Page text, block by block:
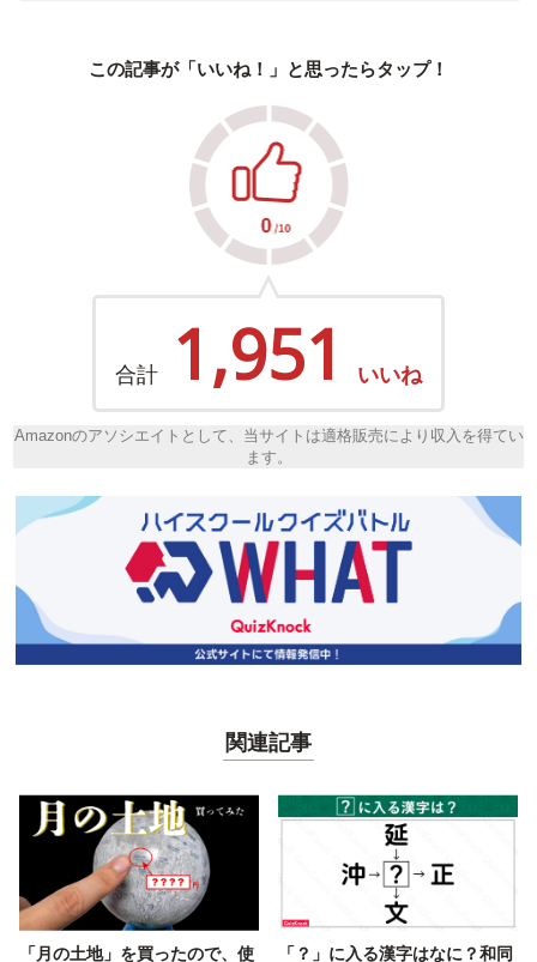
この記事が「いいね！」と思ったらタップ！
合計 1,951 いいね
Amazonのアソシエイトとして、当サイトは適格販売により収入を得てい
ます。
関連記事
「月の土地」を買ったので、使
「？」に入る漢字はなに？和同